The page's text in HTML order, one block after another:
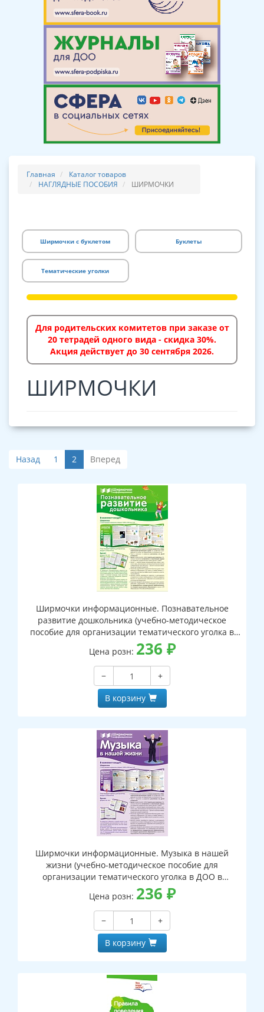
Главная
Каталог товаров
НАГЛЯДНЫЕ ПОСОБИЯ
ШИРМОЧКИ
Ширмочки с буклетом Буклеты
Тематические уголки
Для родительских комитетов при заказе от
20 тетрадей одного вида - скидка 30%.
Акция действует до 30 сентября 2026.
ШИРМОЧКИ
Назад 1 2 Вперед
Ширмочки информационные. Познавательное
развитие дошкольника (учебно-методическое
пособие для организации тематического уголка в
ДОО в соответсвии с ФГОС и закона "Об
образовании в РФ") (1000х330 мм)
Цена розн: 236 ₽
−
+
В корзину
Ширмочки информационные. Музыка в нашей
жизни (учебно-методическое пособие для
организации тематического уголка в ДОО в
соответсвии с ФГОС ДО и закона "Об образовании в
РФ") (1000х330 мм)
Цена розн: 236 ₽
−
+
В корзину